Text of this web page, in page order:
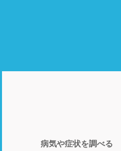
病気や症状を調べる